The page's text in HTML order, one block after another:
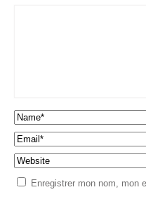
Enregistrer mon nom, mon